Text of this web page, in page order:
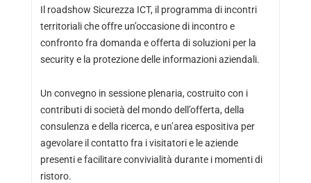
Il roadshow Sicurezza ICT, il programma di incontri
territoriali che offre un’occasione di incontro e
confronto fra domanda e offerta di soluzioni per la
security e la protezione delle informazioni aziendali.
Un convegno in sessione plenaria, costruito con i
contributi di società del mondo dell’offerta, della
consulenza e della ricerca, e un’area espositiva per
agevolare il contatto fra i visitatori e le aziende
presenti e facilitare convivialità durante i momenti di
ristoro.